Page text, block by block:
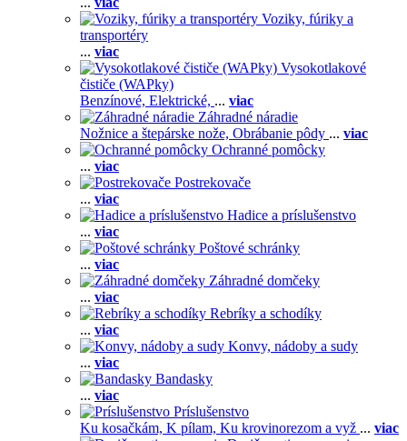
Voziky, fúriky a
transportéry
... viac
Vysokotlakové
čističe (WAPky)
Benzínové, Elektrické, ... viac
Záhradné náradie
Nožnice a štepárske nože, Obrábanie pôdy ... viac
Ochranné pomôcky
... viac
Postrekovače
... viac
Hadice a príslušenstvo
... viac
Poštové schránky
... viac
Záhradné domčeky
... viac
Rebríky a schodíky
... viac
Konvy, nádoby a sudy
... viac
Bandasky
... viac
Príslušenstvo
Ku kosačkám, K pílam, Ku krovinorezom a vyž ... viac